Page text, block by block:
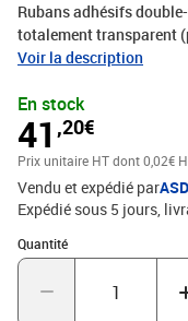
Rubans adhésifs
totalement transparent
température
produit Adhésif
Résistant à une
plastiques, de profilés
dans l'industrie du
Voir la description
En stock
41 ,20€
Prix unitaire HTdont 0,02€
Vendu et expédié parASD
Expédié sous 5 jours
Quantité
Quantité : 1